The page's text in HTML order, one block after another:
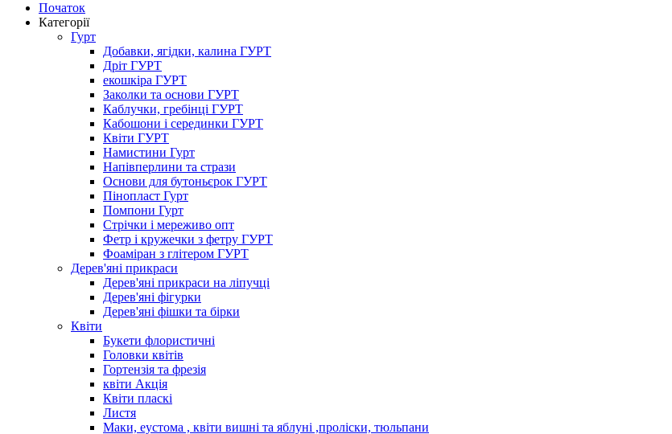
Початок
Категорії
Гурт
Добавки, ягідки, калина ГУРТ
Дріт ГУРТ
екошкіра ГУРТ
Заколки та основи ГУРТ
Каблучки, гребінці ГУРТ
Кабошони і серединки ГУРТ
Квіти ГУРТ
Намистини Гурт
Напівперлини та стрази
Основи для бутоньєрок ГУРТ
Пінопласт Гурт
Помпони Гурт
Стрічки і мереживо опт
Фетр і кружечки з фетру ГУРТ
Фоаміран з глітером ГУРТ
Дерев'яні прикраси
Дерев'яні прикраси на ліпучці
Дерев'яні фігурки
Дерев'яні фішки та бірки
Квіти
Букети флористичні
Головки квітів
Гортензія та фрезія
квіти Акція
Квіти пласкі
Листя
Маки, еустома , квіти вишні та яблуні ,проліски, тюльпани